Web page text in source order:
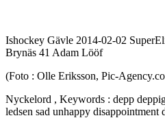
Ishockey Gävle 2014-02-02
Brynäs 41 Adam Lööf
(Foto : Olle Eriksson, Pic-
Nyckelord , Keywords : depp
ledsen sad unhappy disappointment